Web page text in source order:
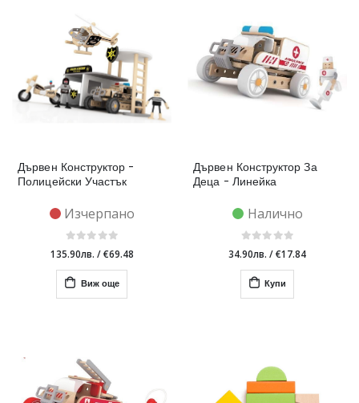
Дървен Конструктор -
Полицейски Участък
Изчерпано
135.90лв. /€69.48
Виж още
Дървен Конструктор За
Деца - Линейка
Налично
34.90лв. /€17.84
Купи